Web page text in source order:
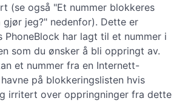
(se også "Et nummer blokkeres
gjør jeg?" nedenfor). Dette er
PhoneBlock har lagt til et nummer i
som du ønsker å bli oppringt av.
et nummer fra en Internett-
på blokkeringslisten hvis
irritert over oppringninger fra dette